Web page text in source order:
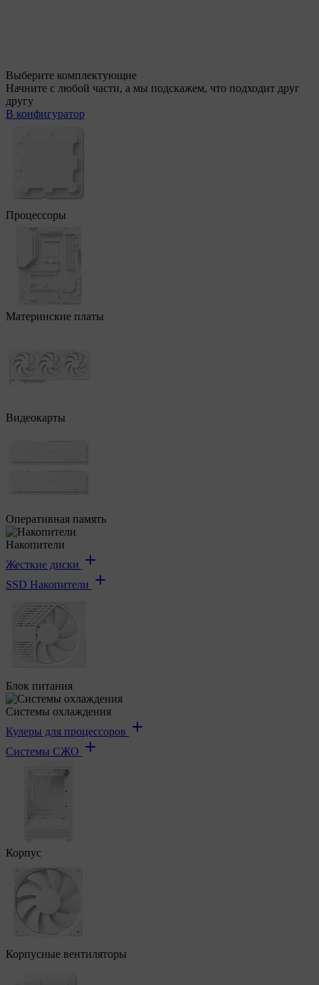
Выберите комплектующие
Начните с любой части, а мы подскажем, что подходит друг
другу
В конфигуратор
Процессоры
Материнские платы
Видеокарты
Оперативная память
Накопители
Жесткие диски
SSD Накопители
Блок питания
Системы охлаждения
Кулеры для процессоров
Системы СЖО
Корпус
Корпусные вентиляторы